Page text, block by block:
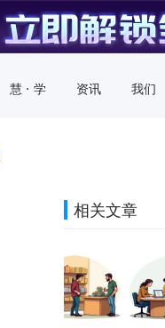
慧 · 学 资讯 我们
相关文章